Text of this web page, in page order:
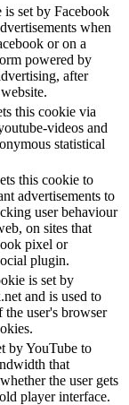
set by Facebook
when
or on a
powered by
after
this cookie via
videos and
statistical
this cookie to
advertisements to
user behaviour
on sites that
pixel or
plugin.
is set by
and is used to
the user's browser
by YouTube to
that
the user gets
player interface.